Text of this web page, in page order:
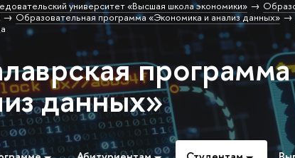
университет «Высшая школа экономики»
Образовательная программа «Экономика и анализ данных»
данных»